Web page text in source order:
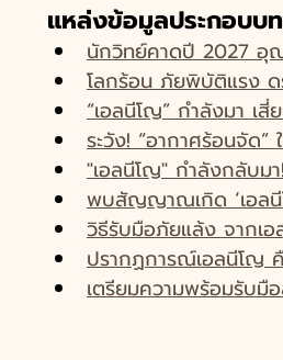
แหล่งข้อมูลประกอบบ
นักวิทย์คาดปี 2027 อุ
โลกร้อน ภัยพิบัติแรง ด
“เอลนีโญ” กำลังมา เ
ระวัง! “อากาศร้อนจัด
"เอลนีโญ" กำลังกลับม
พบสัญญาณเกิด ‘เอลนี
วิธีรับมือภัยแล้ง จากเ
ปรากฏการณ์เอลนีโญ
เตรียมความพร้อมรับมื